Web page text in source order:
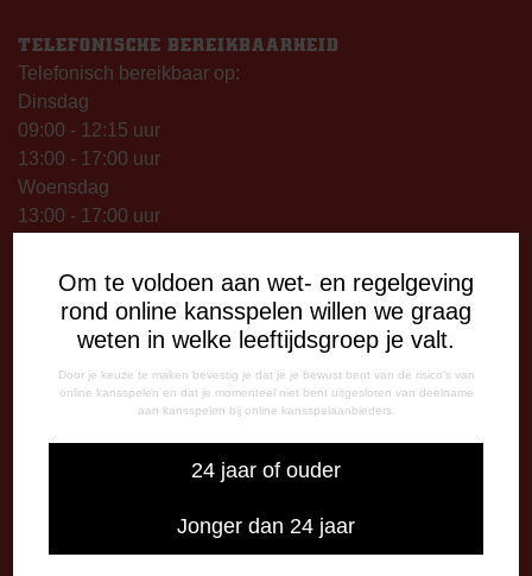
Om te voldoen aan wet- en regelgeving
rond online kansspelen willen we graag
weten in welke leeftijdsgroep je valt.
Door je keuze te maken bevestig je dat je je bewust bent van de risico's van
online kansspelen en dat je momenteel niet bent uitgesloten van deelname
aan kansspelen bij online kansspelaanbieders.
24 jaar of ouder
Jonger dan 24 jaar
TELEFONISCHE BEREIKBAARHEID
Telefonisch bereikbaar op:
Dinsdag
09:00 - 12:15 uur
13:00 - 17:00 uur
Woensdag
13:00 - 17:00 uur
09:00 - 12:15 uur
13:00 - 17:00 uur
Op thuiswedstrijddagen bereikbaar vanaf 13:00 - 20:00 uur
CORRESPONDENTIE-ADRES
7800 AA Emmen